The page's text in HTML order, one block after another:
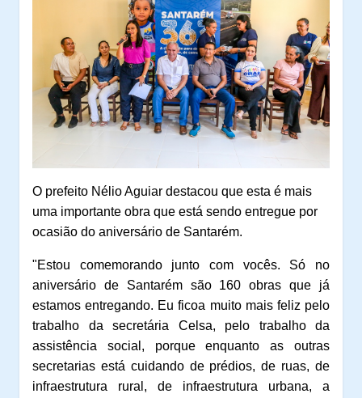
O prefeito Nélio Aguiar destacou que esta é mais
uma importante obra que está sendo entregue por
ocasião do aniversário de Santarém.
"Estou comemorando junto com vocês. Só no
aniversário de Santarém são 160 obras que já
estamos entregando. Eu ficoa muito mais feliz pelo
trabalho da secretária Celsa, pelo trabalho da
assistência social, porque enquanto as outras
secretarias está cuidando de prédios, de ruas, de
infraestrutura rural, de infraestrutura urbana, a